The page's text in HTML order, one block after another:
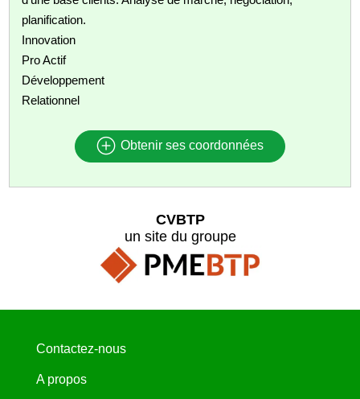
planification.
Innovation
Pro Actif
Développement
Relationnel
Obtenir ses coordonnées
CVBTP
un site du groupe
Contactez-nous
A propos